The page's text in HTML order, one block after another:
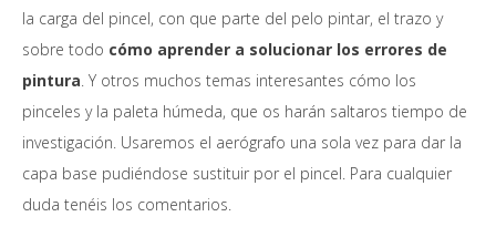
la carga del pincel, con que parte del pelo pintar, el trazo y
sobre todo cómo aprender a solucionar los errores de
pintura. Y otros muchos temas interesantes cómo los
pinceles y la paleta húmeda, que os harán saltaros tiempo de
investigación. Usaremos el aerógrafo una sola vez para dar la
capa base pudiéndose sustituir por el pincel. Para cualquier
duda tenéis los comentarios.